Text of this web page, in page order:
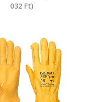
032 Ft)